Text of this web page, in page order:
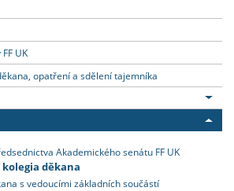
UK
opatření a sdělení tajemníka
Akademického senátu FF UK
děkana
s vedoucími základních součástí